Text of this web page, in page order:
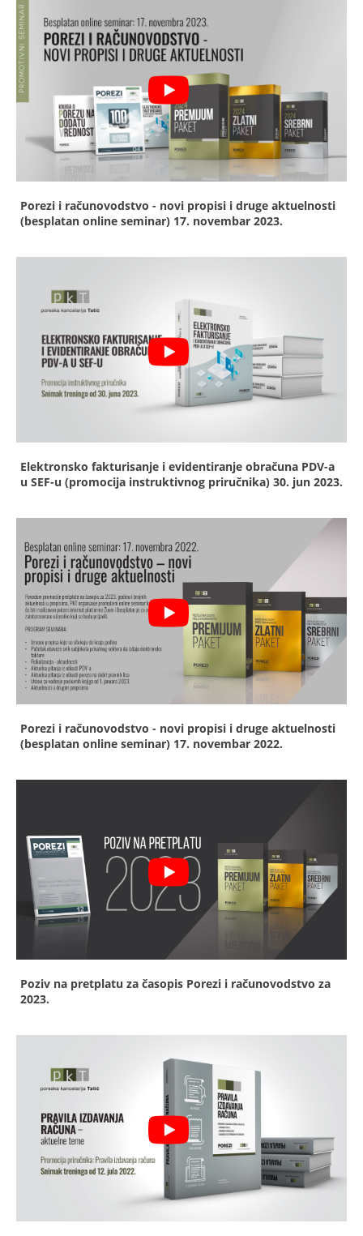
Porezi i računovodstvo - novi propisi i druge aktuelnosti
(besplatan online seminar) 17. novembar 2023.
Elektronsko fakturisanje i evidentiranje obračuna PDV-a
u SEF-u (promocija instruktivnog priručnika) 30. jun 2023.
Porezi i računovodstvo - novi propisi i druge aktuelnosti
(besplatan online seminar) 17. novembar 2022.
Poziv na pretplatu za časopis Porezi i računovodstvo za
2023.